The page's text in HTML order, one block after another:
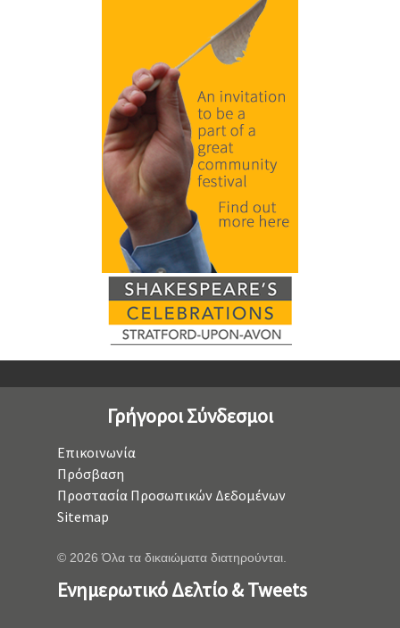
Γρήγοροι Σύνδεσμοι
Επικοινωνία
Πρόσβαση
Προστασία Προσωπικών Δεδομένων
Sitemap
© 2026 Όλα τα δικαιώματα διατηρούνται.
Ενημερωτικό Δελτίο & Tweets